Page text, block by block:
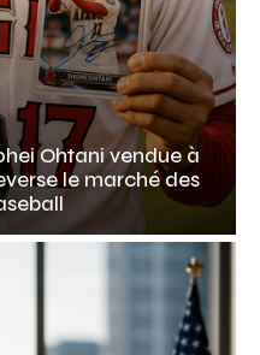
Ohtani vendue à
le marché des